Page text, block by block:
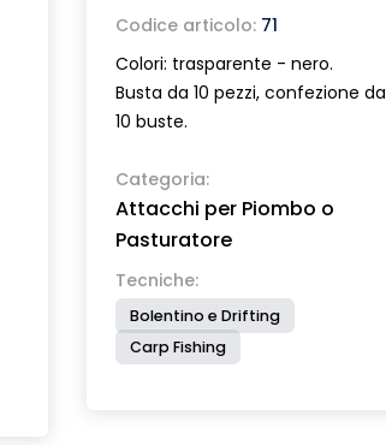
Codice articolo: 71
Colori: trasparente - nero.
Busta da 10 pezzi, confezione da
10 buste.
Categoria:
Attacchi per Piombo o
Pasturatore
Tecniche:
Bolentino e Drifting
Carp Fishing